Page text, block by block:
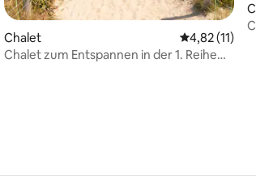
Bewertung: 4,43 von 5, 7
Chalet
4,82 (11)
Chalet zum Entspannen in der 1. Reihe